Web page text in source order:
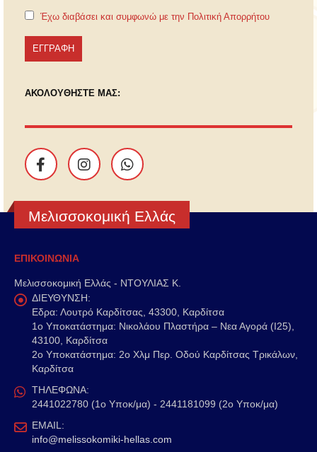
Έχω διαβάσει και συμφωνώ με την Πολιτική Απορρήτου
ΑΚΟΛΟΥΘΗΣΤΕ ΜΑΣ:
Μελισσοκομική Ελλάς
ΕΠΙΚΟΙΝΩΝΙΑ
Μελισσοκομική Ελλάς - ΝΤΟΥΛΙΑΣ Κ.
ΔΙΕΥΘΥΝΣΗ:
Εδρα: Λουτρό Καρδίτσας, 43300, Καρδίτσα
1o Υποκατάστημα: Νικολάου Πλαστήρα – Νεα Αγορά (Ι25),
43100, Καρδίτσα
2o Υποκατάστημα: 2ο Χλμ Περ. Οδού Καρδίτσας Τρικάλων,
Καρδίτσα
ΤΗΛΕΦΩΝΑ:
2441022780 (1ο Υποκ/μα) - 2441181099 (2ο Υποκ/μα)
EMAIL:
info@melissokomiki-hellas.com